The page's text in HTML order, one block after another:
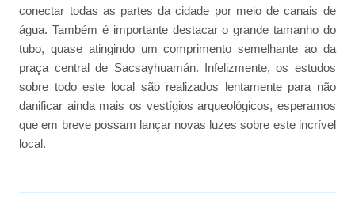
conectar todas as partes da cidade por meio de canais de
água. Também é importante destacar o grande tamanho do
tubo, quase atingindo um comprimento semelhante ao da
praça central de Sacsayhuamán. Infelizmente, os estudos
sobre todo este local são realizados lentamente para não
danificar ainda mais os vestígios arqueológicos, esperamos
que em breve possam lançar novas luzes sobre este incrível
local.